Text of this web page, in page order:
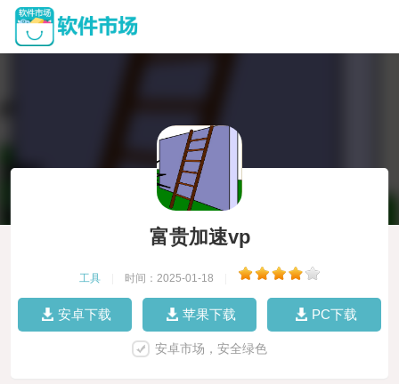
富贵加速vp
工具 时间：2025-01-18
安卓下载 苹果下载 PC下载
安卓市场，安全绿色